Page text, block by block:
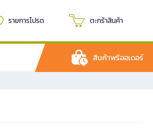
รายการโปรด ตะกร้าสินค้า
สินค้าพรีออเดอร์